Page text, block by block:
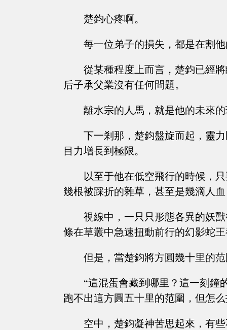
楚鈞心疼啊。
每一位弟子的損失，都是在割
從某種程度上而言，楚鈞已經
后子承父業沒有任何問題。
離水宗的人馬，就是他的未來
下一剎那，楚鈞盤旋而起，靈
目力增長到極限。
以至于他在低空飛行的時候，
幾根被踩折的雜草，甚至是幾滴人
視線中，一只只形態各異的妖
條在草叢中急速扭動前行的幻影蛇
但是，當楚鈞將方圓幾十里的
“這混蛋會藏到哪里？這一刻鐘
跑不出這方圓五十里的范圍，但怎
空中，楚鈞凝神苦思起來，有